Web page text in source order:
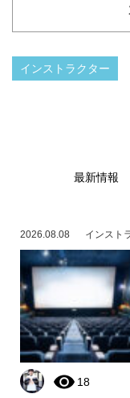
インストラクター
最新情報
2026.08.08 インスト
18